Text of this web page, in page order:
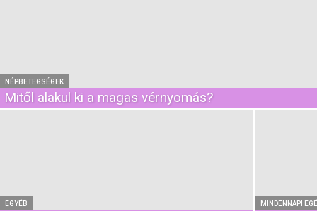
NÉPBETEGSÉGEK
Mitől alakul ki a magas vérnyomás?
EGYÉB MINDENNAPI